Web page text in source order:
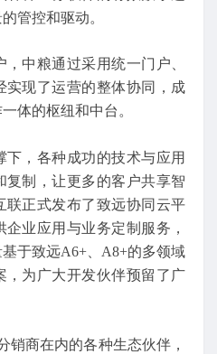
管控和驱动。
中粮通过采用统一门户、
实现了运营的整体协同，成
体的枢纽和中台。
，各种成功的技术与应用
复制，让更多的客户共享智
联正式发布了致远协同云平
业应用与业务定制服务，
于致远A6+、A8+的多领域
，为广大开发伙伴预留了广
销商在内的各种生态伙伴，